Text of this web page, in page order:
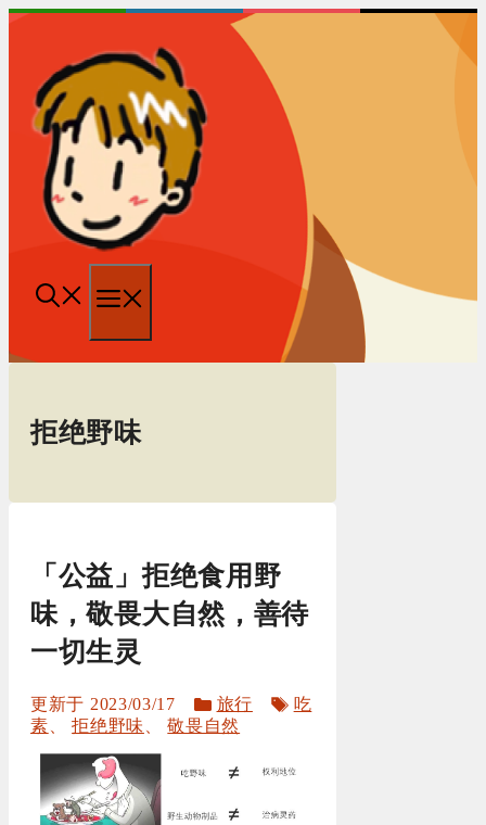
跳
单
拒绝野味
「公益」拒绝食用野
味，敬畏大自然，善待
一切生灵
2023/03/17
分
类
旅行
标
吃
素 、拒绝野味 、敬畏自然